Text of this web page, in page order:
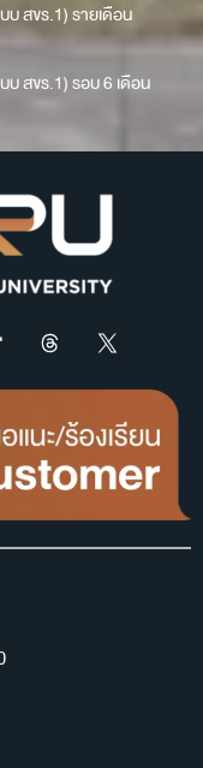
สขร.1) รายเดือน
สขร.1) รอบ 6 เดือน